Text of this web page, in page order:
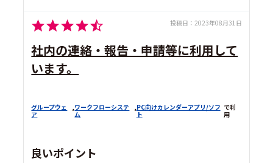
投稿日： 2023年08月31日
社内の連絡・報告・申請等に利用して
います。
グループウェ
ア
,ワークフローシステ
ム
,PC向けカレンダーアプリ/ソフ
ト
で利
用
良いポイント